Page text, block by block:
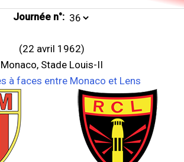
Journée n°:
(22 avril 1962)
Monaco, Stade Louis-II
à faces entre Monaco et Lens